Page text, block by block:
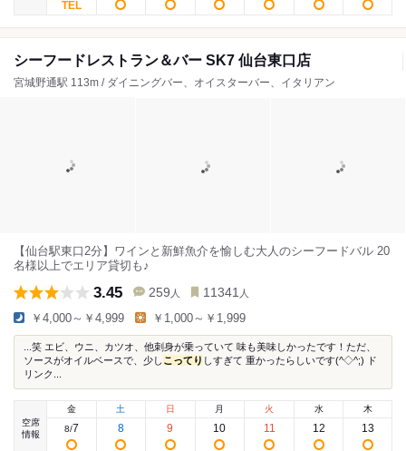
シーフードレストラン＆バー SK7 仙台東口店
宮城野通駅 113m / ダイニングバー、オイスターバー、イタリアン
【仙台駅東口2分】ワインと新鮮魚介を愉しむ大人のシーフードバル 20
名様以上でエリア貸切も♪
3.45 259 人 11341 人
￥4,000～￥4,999 ￥1,000～￥1,999
...笑 エビ、ウニ、カツオ、他刺身が乗っていて 味も美味しかったです！ただ、
ソースがオイルベースで、少し こってり しすぎて 重かったらしいです(^◇^;) ド
リンク...
空席
情報
金
8/7
土
8
日
9
月
10
火
11
水
12
木
13